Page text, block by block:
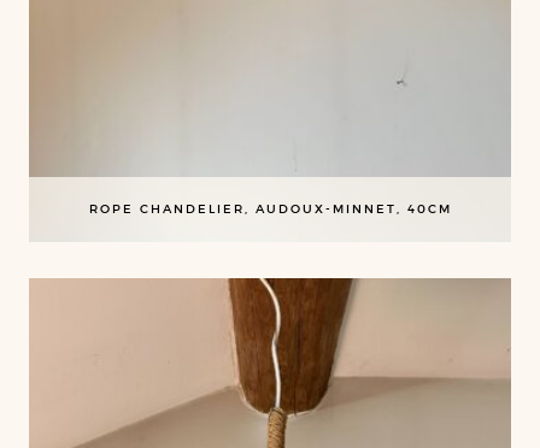
ROPE CHANDELIER, AUDOUX-MINNET, 40CM